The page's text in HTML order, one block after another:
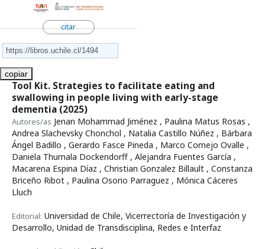
citar
copiar
Tool Kit. Strategies to facilitate eating and
swallowing in people living with early-stage
dementia (2025)
Autores/as Jenan Mohammad Jiménez , Paulina Matus Rosas ,
Andrea Slachevsky Chonchol , Natalia Castillo Núñez , Bárbara
Ángel Badillo , Gerardo Fasce Pineda , Marco Cornejo Ovalle ,
Daniela Thumala Dockendorff , Alejandra Fuentes García ,
Macarena Espina Díaz , Christian Gonzalez Billault , Constanza
Briceño Ribot , Paulina Osorio Parraguez , Mónica Cáceres
Lluch
Editorial: Universidad de Chile, Vicerrectoría de Investigación y
Desarrollo, Unidad de Transdisciplina, Redes e Interfaz